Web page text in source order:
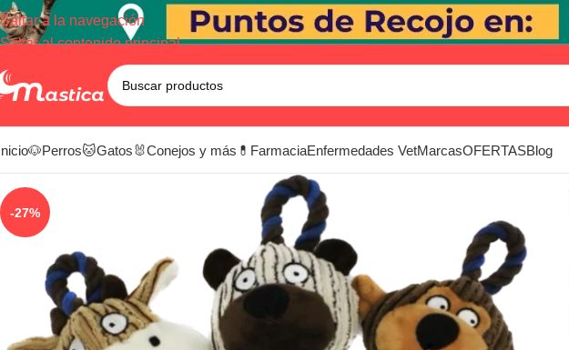
Saltar a la navegación
Saltar al contenido principal
🐶Perros🐱Gatos🐰Conejos y más 💊FarmaciaEnfermedades VetMarcasOFERTASBlog
-27%